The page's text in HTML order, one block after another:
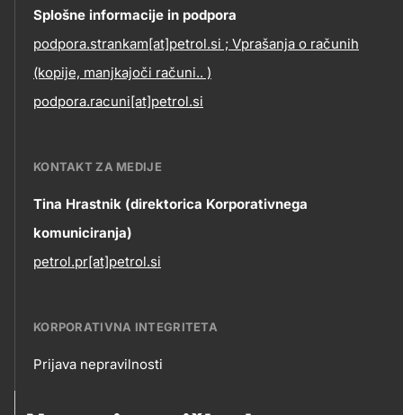
Contact
information
Splošne informacije in podpora
podpora.strankam[at]petrol.si ; Vprašanja o računih
(kopije, manjkajoči računi.. )
podpora.racuni[at]petrol.si
KONTAKT ZA MEDIJE
Tina Hrastnik (direktorica Korporativnega
komuniciranja)
petrol.pr[at]petrol.si
KORPORATIVNA INTEGRITETA
Prijava nepravilnosti